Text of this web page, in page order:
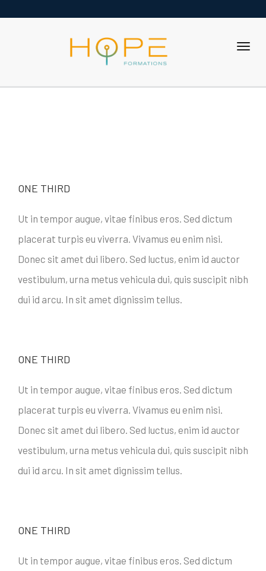
ONE THIRD
Ut in tempor augue, vitae finibus eros. Sed dictum
placerat turpis eu viverra. Vivamus eu enim nisi.
Donec sit amet dui libero. Sed luctus, enim id auctor
vestibulum, urna metus vehicula dui, quis suscipit nibh
dui id arcu. In sit amet dignissim tellus.
ONE THIRD
Ut in tempor augue, vitae finibus eros. Sed dictum
placerat turpis eu viverra. Vivamus eu enim nisi.
Donec sit amet dui libero. Sed luctus, enim id auctor
vestibulum, urna metus vehicula dui, quis suscipit nibh
dui id arcu. In sit amet dignissim tellus.
ONE THIRD
Ut in tempor augue, vitae finibus eros. Sed dictum